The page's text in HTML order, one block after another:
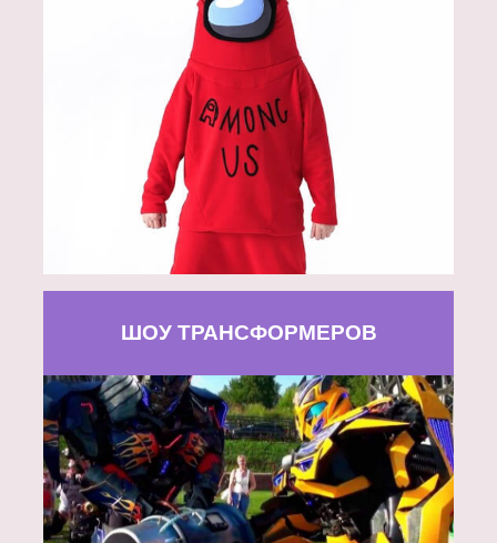
ШОУ ТРАНСФОРМЕРОВ